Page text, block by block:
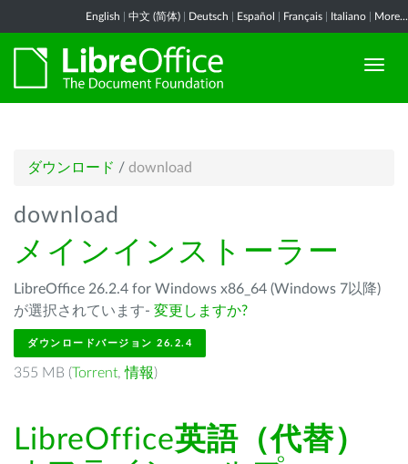
English 中文 (简体) Deutsch Español Français Italiano More...
ダウンロード / download
download
メインインストーラー
LibreOffice 26.2.4 for Windows x86_64 (Windows 7以降)
が選択されています- 変更しますか?
ダウンロードバージョン 26.2.4
355 MB (Torrent,情報)
LibreOffice英語（代替）